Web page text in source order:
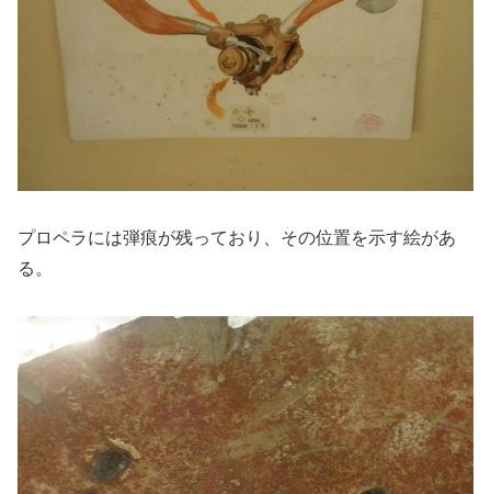
プロペラには弾痕が残っており、その位置を示す絵があ
る。